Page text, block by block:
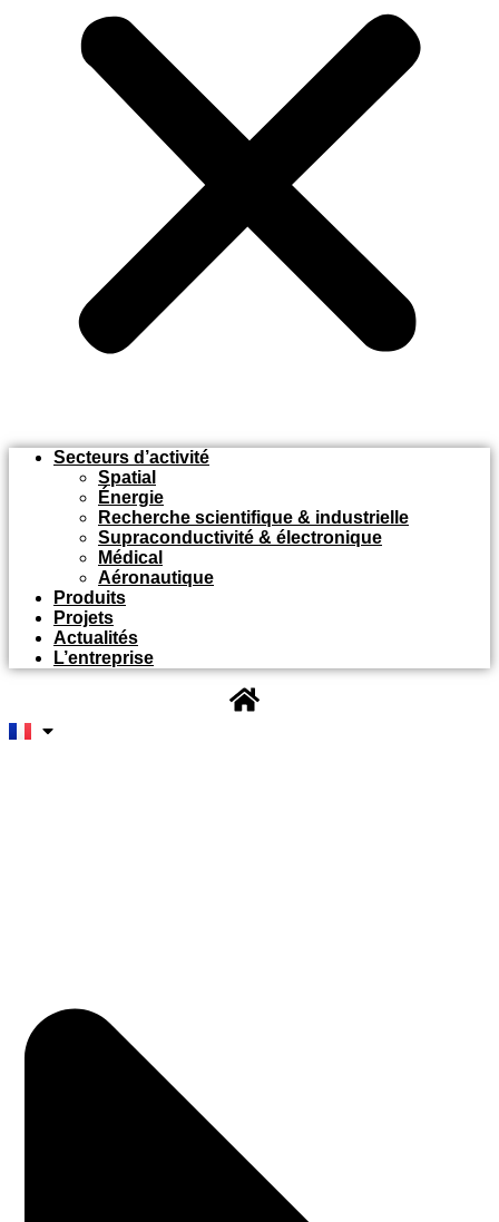
Secteurs d’activité
Spatial
Énergie
Recherche scientifique & industrielle
Supraconductivité & électronique
Médical
Aéronautique
Produits
Projets
Actualités
L’entreprise